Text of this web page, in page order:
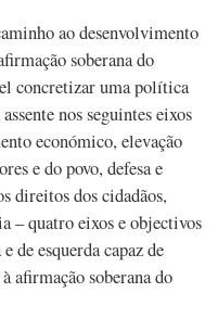
ao desenvolvimento
soberana do
concretizar uma política
nos seguintes eixos
económico, elevação
e do povo, defesa e
direitos dos cidadãos,
– quatro eixos e objectivos
de esquerda capaz de
afirmação soberana do